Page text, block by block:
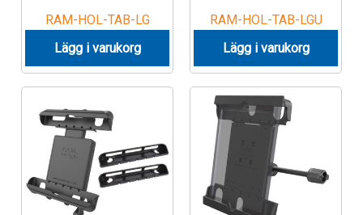
Scanner Gun
Speaker
Forklift
Lift Truck
Produkter efter varumärken
RAM-HOL-TAB-LG
Lägg i varukorg
RAM-HOL-TAB-LGU
Lägg i varukorg